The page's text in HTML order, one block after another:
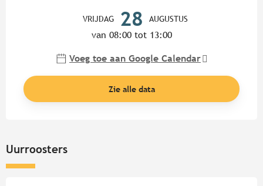
VRIJDAG 28 AUGUSTUS
van 08:00 tot 13:00
Voeg toe aan Google Calendar
Zie alle data
Uurroosters